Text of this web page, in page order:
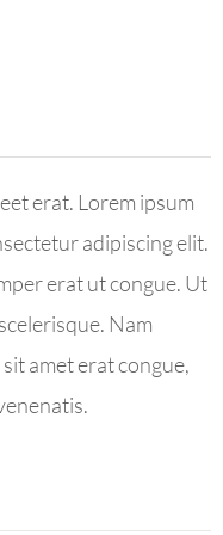
erat. Lorem ipsum
adipiscing elit.
erat ut congue. Ut
Nam
amet erat congue,